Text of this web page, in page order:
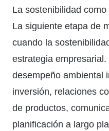
La sostenibilidad
La siguiente etapa de
cuando la
estrategia empresarial.
desempeño ambiental
inversión, relaciones
de productos,
planificación a largo